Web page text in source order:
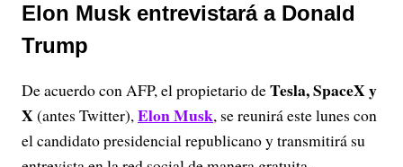
Elon Musk entrevistará a Donald
Trump
De acuerdo con AFP, el propietario deTesla, SpaceX y
X(antes Twitter),Elon Musk, se reunirá este lunes con
el candidato presidencial republicano y transmitirá su